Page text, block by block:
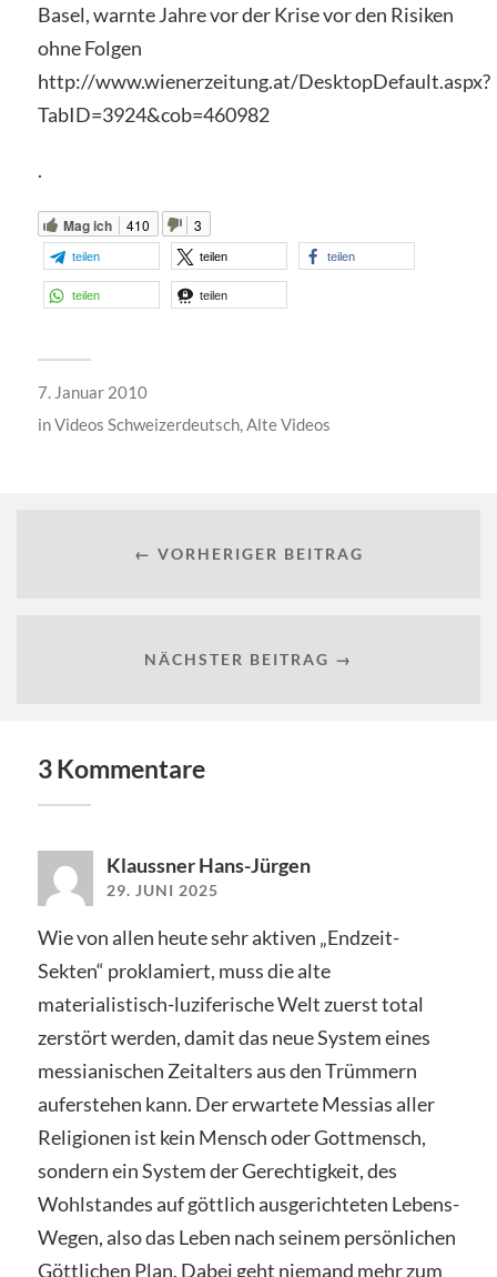
Basel, warnte Jahre vor der Krise vor den Risiken
ohne Folgen
http://www.wienerzeitung.at/DesktopDefault.aspx?
TabID=3924&cob=460982
.
Mag ich 410 3
teilen teilen teilen
teilen teilen
7. Januar 2010
inVideos Schweizerdeutsch,Alte Videos
← VORHERIGER BEITRAG
NÄCHSTER BEITRAG →
3 Kommentare
Klaussner Hans-Jürgen
29. JUNI 2025
Wie von allen heute sehr aktiven „Endzeit-
Sekten“ proklamiert, muss die alte
materialistisch-luziferische Welt zuerst total
zerstört werden, damit das neue System eines
messianischen Zeitalters aus den Trümmern
auferstehen kann. Der erwartete Messias aller
Religionen ist kein Mensch oder Gottmensch,
sondern ein System der Gerechtigkeit, des
Wohlstandes auf göttlich ausgerichteten Lebens-
Wegen, also das Leben nach seinem persönlichen
Göttlichen Plan. Dabei geht niemand mehr zum